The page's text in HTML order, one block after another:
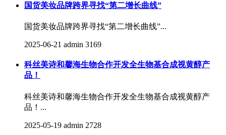
国货美妆品牌跨界寻找“第二增长曲线”
国货美妆品牌跨界寻找“第二增长曲线”...
2025-06-21 admin 3169
科丝美诗和馨海生物合作开发全生物基合成视黄醇产
品！
科丝美诗和馨海生物合作开发全生物基合成视黄醇产
品！...
2025-05-19 admin 2728